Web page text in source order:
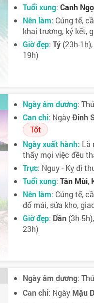
Tuổi xung: Canh Ngọ
Nên làm: Cúng tế,
khai trương, ký kết,
Giờ đẹp: Tý (23h-1h),
19h)
Ngày âm dương:
Can chi: NgàyĐinh
Tốt
Ngày xuất hành: Là
thấy mọi việc đều
Trực: Nguy - Kỵ đi
Tuổi xung: Tân Mùi,
Nên làm: Cúng tế,
đổ mái, sửa kho,
Giờ đẹp: Dần (3h-5h),
23h)
Ngày âm dương:
Can chi: Ngày Mậu